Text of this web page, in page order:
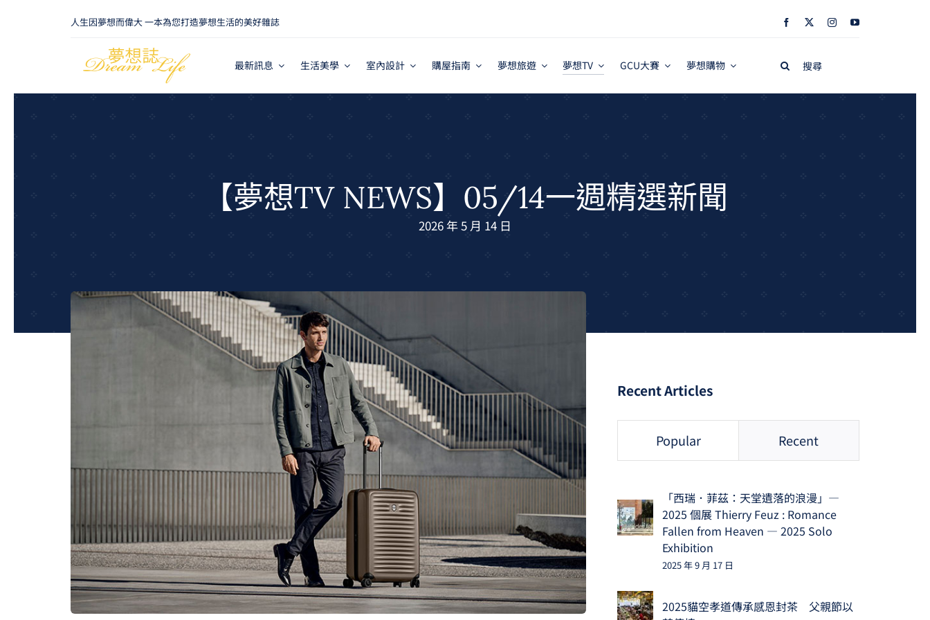
人生因夢想而偉大 一本為您打造夢想生活的美好雜誌
最新訊息 生活美學 室內設計 購屋指南 夢想旅遊 夢想TV GCU大賽 夢想購物
Search
【夢想TV NEWS】05/14一週精選新聞
2026 年 5 月 14 日
Recent Articles
Popular Recent
「西瑞．菲茲：天堂遺落的浪漫」—
2025 個展 Thierry Feuz : Romance
Fallen from Heaven — 2025 Solo
Exhibition
2025 年 9 月 17 日
2025貓空孝道傳承感恩封茶 父親節以